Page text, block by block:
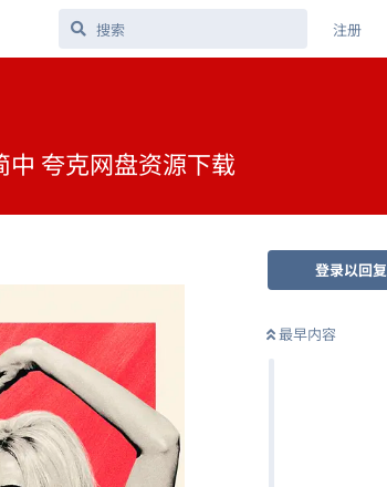
注册
中 夸克网盘资源下载
登录以回复
最早内容